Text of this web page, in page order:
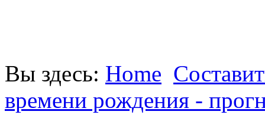
Вы здесь: Home
времени рождения -